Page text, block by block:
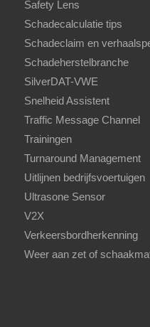
Safety Lens
Schadecalculatie tips
Schadeclaim en
Schadeherstelbranche
SilverDAT-VWE
Snelheid Assistent
Traffic Message Channel
Trainingen
Turnaround Management
Uitlijnen bedrijfsvoertuigen
Ultrasone Sensor
V2X
Verkeersbordherkenning
Weer aan zet of